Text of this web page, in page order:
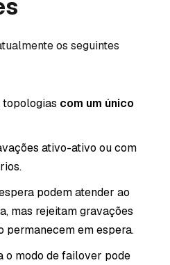
os seguintes
topologias com um único
ativo-ativo ou com
podem atender ao
mas rejeitam gravações
permanecem em espera.
o modo de failover pode